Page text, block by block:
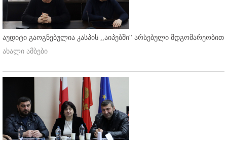
აუდიტი გაოგნებულია კასპის ,,აიპებში'' არსებული მდგომარეობით
ახალი ამბები